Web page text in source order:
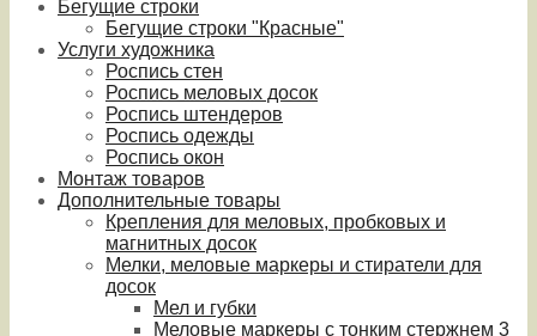
Бегущие строки
Бегущие строки "Красные"
Услуги художника
Роспись стен
Роспись меловых досок
Роспись штендеров
Роспись одежды
Роспись окон
Монтаж товаров
Дополнительные товары
Крепления для меловых, пробковых и
магнитных досок
Мелки, меловые маркеры и стиратели для
досок
Мел и губки
Меловые маркеры с тонким стержнем 3